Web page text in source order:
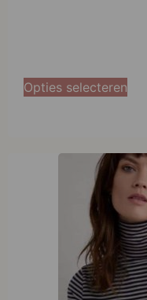
Opties selecteren